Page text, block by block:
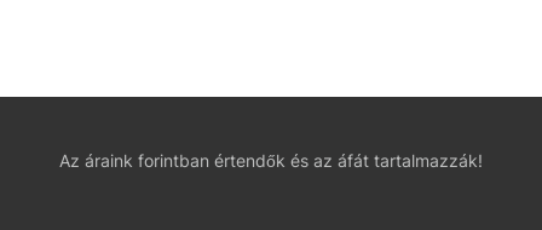
Az áraink forintban értendők és az áfát tartalmazzák!